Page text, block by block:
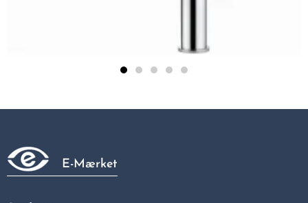
4.349,00 kr
E-Mærket